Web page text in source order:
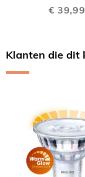
€ 39,99
Klanten die dit